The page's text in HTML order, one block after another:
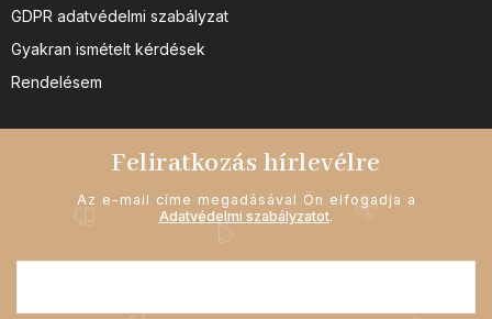
GDPR adatvédelmi szabályzat
Gyakran ismételt kérdések
Rendelésem
Feliratkozás hírlevélre
Az e-mail címe megadásával Ön elfogadja a
Adatvédelmi szabályzatot.